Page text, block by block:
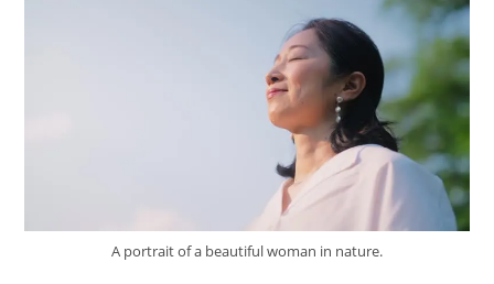
A portrait of a beautiful woman in nature.